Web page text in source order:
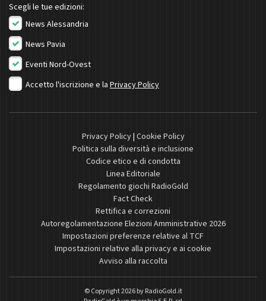
Scegli le tue edizioni:
News Alessandria
News Pavia
Eventi Nord-Ovest
Accetto l'iscrizione e la Privacy Policy
Privacy Policy| Cookie Policy
Politica sulla diversità e inclusione
Codice etico e di condotta
Linea Editoriale
Regolamento giochi RadioGold
Fact Check
Rettifica e correzioni
Autoregolamentazione Elezioni Amministrative 2026
Impostazioni preferenze relative al TCF
Impostazioni relative alla privacy e ai cookie
Avviso alla raccolta
© Copyright 2026 byRadioGold.it